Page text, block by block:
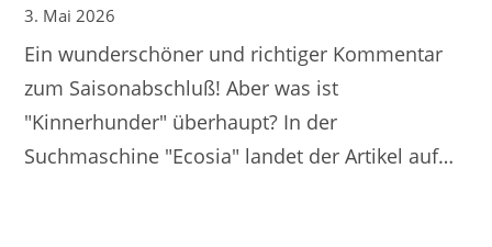
3. Mai 2026
Ein wunderschöner und richtiger Kommentar
zum Saisonabschluß! Aber was ist
"Kinnerhunder" überhaupt? In der
Suchmaschine "Ecosia" landet der Artikel auf…